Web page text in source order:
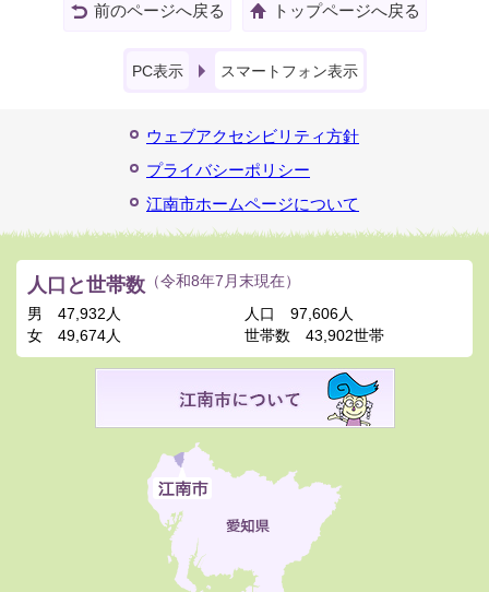
前のページへ戻る トップページへ戻る
PC表示 スマートフォン表示
ウェブアクセシビリティ方針
プライバシーポリシー
江南市ホームページについて
人口と世帯数 （令和8年7月末現在）
男
47,932人
女
49,674人
人口
97,606人
世帯数
43,902世帯